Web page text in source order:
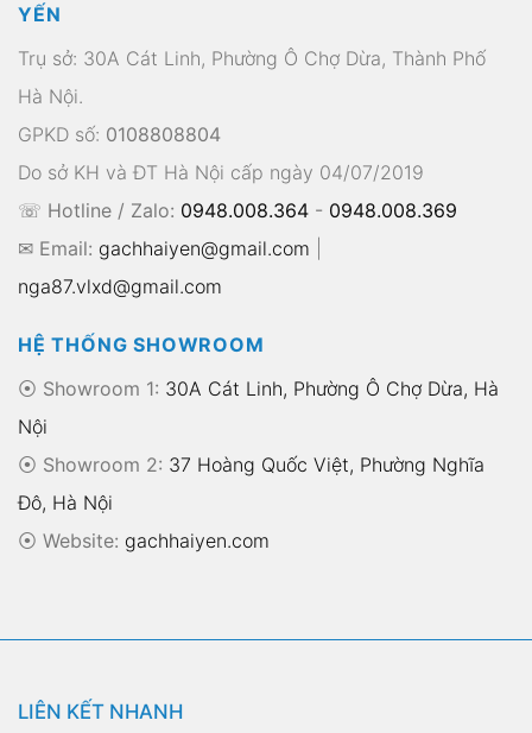
YẾN
Trụ sở: 30A Cát Linh, Phường Ô Chợ Dừa, Thành Phố
Hà Nội.
GPKD số: 0108808804
Do sở KH và ĐT Hà Nội cấp ngày 04/07/2019
☏ Hotline / Zalo: 0948.008.364 - 0948.008.369
✉ Email: gachhaiyen@gmail.com
nga87.vlxd@gmail.com
HỆ THỐNG SHOWROOM
⦿ Showroom 1: 30A Cát Linh, Phường Ô Chợ Dừa, Hà
Nội
⦿ Showroom 2: 37 Hoàng Quốc Việt, Phường Nghĩa
Đô, Hà Nội
⦿ Website: gachhaiyen.com
LIÊN KẾT NHANH